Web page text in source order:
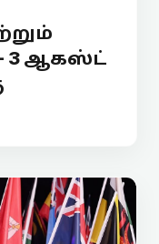
3 ஆகஸ்ட்